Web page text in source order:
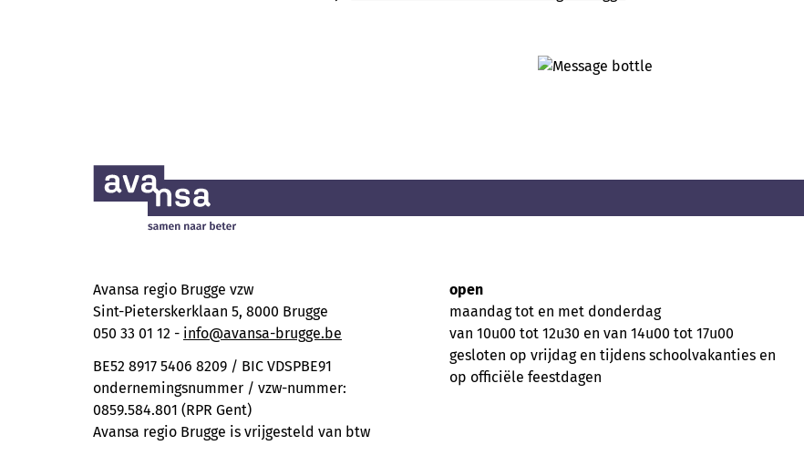
Avansa regio Brugge vzw
Sint-Pieterskerklaan 5, 8000 Brugge
050 33 01 12 - info@avansa-brugge.be
BE52 8917 5406 8209 / BIC VDSPBE91
ondernemingsnummer / vzw-nummer:
0859.584.801 (RPR Gent)
Avansa regio Brugge is vrijgesteld van btw
open
maandag tot en met donderdag
van 10u00 tot 12u30 en van 14u00 tot 17u00
gesloten op vrijdag en tijdens schoolvakanties en
op officiële feestdagen